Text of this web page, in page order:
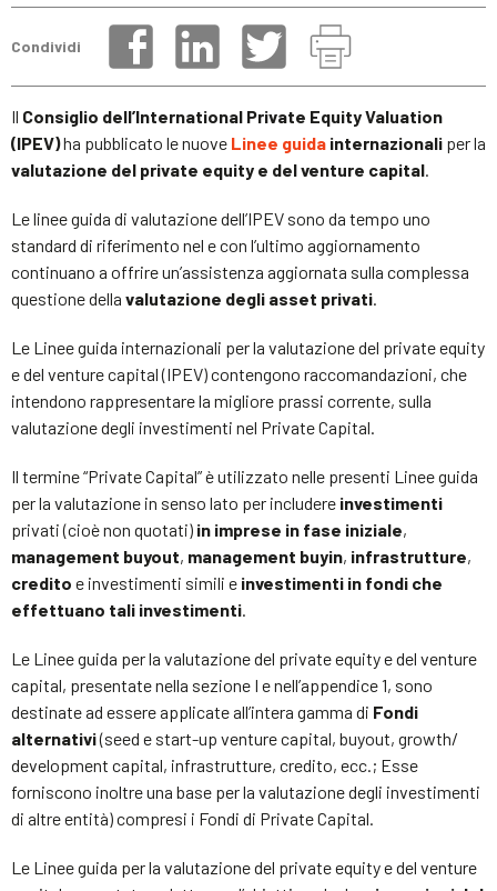
Condividi
Il Consiglio dell’International Private Equity Valuation
(IPEV)ha pubblicato le nuove Linee guida internazionali per la
valutazione del private equity e del venture capital.
Le linee guida di valutazione dell’IPEV sono da tempo uno
standard di riferimento nel e con l’ultimo aggiornamento
continuano a offrire un’assistenza aggiornata sulla complessa
questione della valutazione degli asset privati.
Le Linee guida internazionali per la valutazione del private equity
e del venture capital (IPEV) contengono raccomandazioni, che
intendono rappresentare la migliore prassi corrente, sulla
valutazione degli investimenti nel Private Capital.
Il termine “Private Capital” è utilizzato nelle presenti Linee guida
per la valutazione in senso lato per includere investimenti
privati (cioè non quotati) in imprese in fase iniziale,
management buyout, management buyin, infrastrutture,
credito e investimenti simili e investimenti in fondi che
effettuano tali investimenti.
Le Linee guida per la valutazione del private equity e del venture
capital, presentate nella sezione I e nell’appendice 1, sono
destinate ad essere applicate all’intera gamma di Fondi
alternativi(seed e start-up venture capital, buyout, growth/
development capital, infrastrutture, credito, ecc.; Esse
forniscono inoltre una base per la valutazione degli investimenti
di altre entità) compresi i Fondi di Private Capital.
Le Linee guida per la valutazione del private equity e del venture